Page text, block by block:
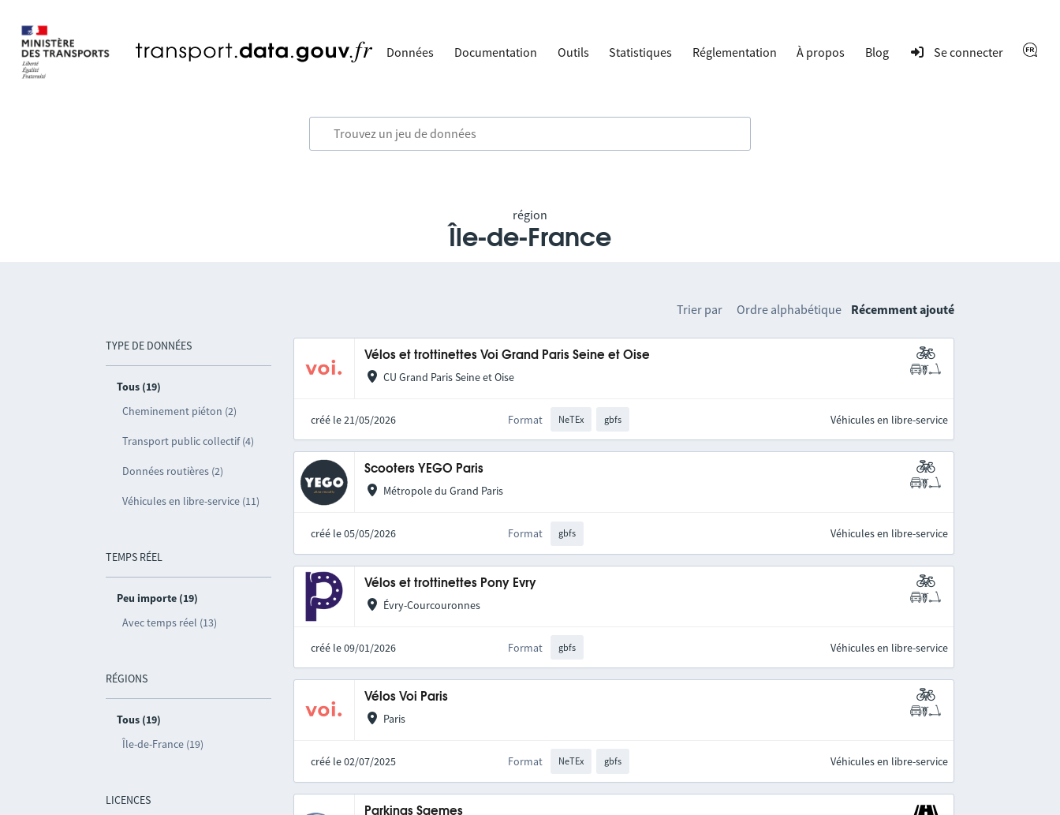
Données Documentation Outils Statistiques Réglementation À propos Blog Se connecter
région
Île-de-France
TYPE DE DONNÉES
Tous (19)
Cheminement piéton (2)
Transport public collectif (4)
Données routières (2)
Véhicules en libre-service (11)
TEMPS RÉEL
Peu importe (19)
Avec temps réel (13)
RÉGIONS
Tous (19)
Île-de-France (19)
LICENCES
Trier par Ordre alphabétique Récemment ajouté
Vélos et trottinettes Voi Grand Paris Seine et Oise
CU Grand Paris Seine et Oise
créé le 21/05/2026 Format NeTEx gbfs Véhicules en libre-service
Scooters YEGO Paris
Métropole du Grand Paris
créé le 05/05/2026 Format gbfs Véhicules en libre-service
Vélos et trottinettes Pony Evry
Évry-Courcouronnes
créé le 09/01/2026 Format gbfs Véhicules en libre-service
Vélos Voi Paris
Paris
créé le 02/07/2025 Format NeTEx gbfs Véhicules en libre-service
Parkings Saemes